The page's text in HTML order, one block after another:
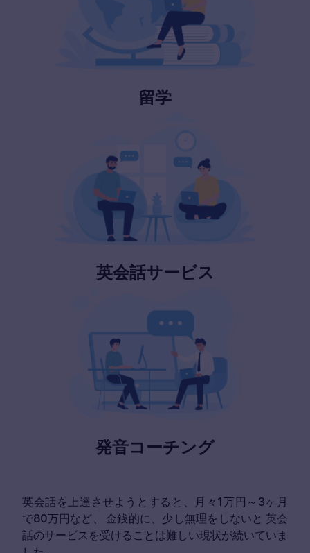
留学
英会話サービス
発音コーチング
英会話を上達させようとすると、月々1万円～3ヶ月
で80万円など、
金銭的に、少し無理をしないと 英会
話のサービスを受けることは難しい現状が続いていま